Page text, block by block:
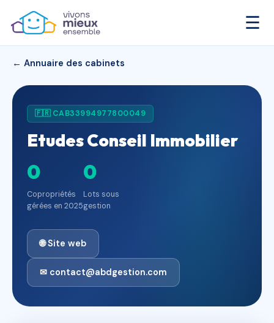
☰
← Annuaire des cabinets
🇫🇷 CAB33994977800049
Etudes Conseil Immobilier
0
Copropriétés
gérées en 2025
0
Lots sous
gestion
🌐 Site web
✉ contact@abdgestion.com